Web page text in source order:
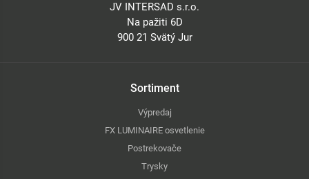
JV INTERSAD s.r.o.
Na pažiti 6D
900 21 Svätý Jur
Sortiment
Výpredaj
FX LUMINAIRE osvetlenie
Postrekovače
Trysky